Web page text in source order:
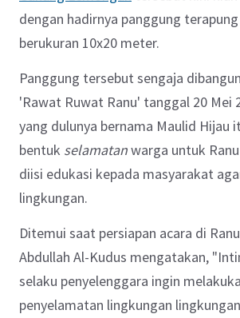
dengan hadirnya panggung terapung
berukuran 10x20 meter.
Panggung tersebut sengaja
'Rawat Ruwat Ranu' tanggal 20 Mei
yang dulunya bernama Maulid Hijau
bentuk selamatanwarga untuk
diisi edukasi kepada masyarakat
lingkungan.
Ditemui saat persiapan acara di
Abdullah Al-Kudus mengatakan,
selaku penyelenggara ingin
penyelamatan lingkungan